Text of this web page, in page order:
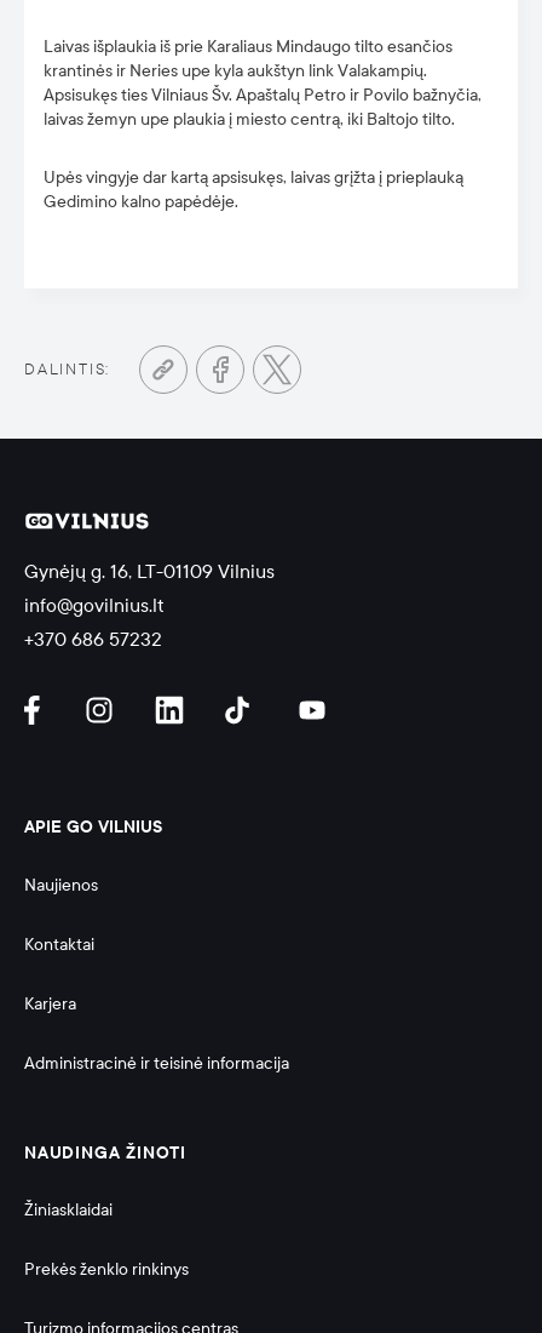
Laivas išplaukia iš prie Karaliaus Mindaugo tilto esančios
krantinės ir Neries upe kyla aukštyn link Valakampių.
Apsisukęs ties Vilniaus Šv. Apaštalų Petro ir Povilo bažnyčia,
laivas žemyn upe plaukia į miesto centrą, iki Baltojo tilto.
Upės vingyje dar kartą apsisukęs, laivas grįžta į prieplauką
Gedimino kalno papėdėje.
DALINTIS:
Gynėjų g. 16, LT-01109 Vilnius
info@govilnius.lt
+370 686 57232
APIE GO VILNIUS
Naujienos
Kontaktai
Karjera
Administracinė ir teisinė informacija
NAUDINGA ŽINOTI
Žiniasklaidai
Prekės ženklo rinkinys
Turizmo informacijos centras